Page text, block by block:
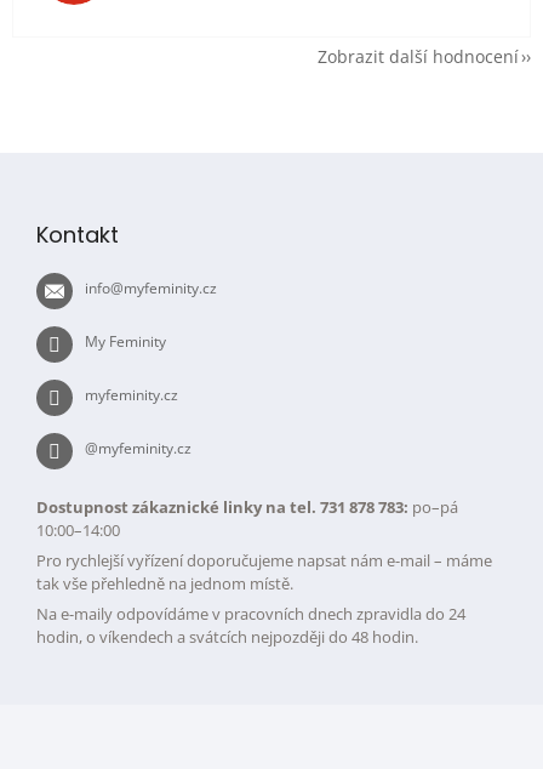
Zobrazit další hodnocení
Kontakt
info@myfeminity.cz
My Feminity
myfeminity.cz
@myfeminity.cz
Dostupnost zákaznické linky na tel. 731 878 783: po–pá
10:00–14:00
Pro rychlejší vyřízení doporučujeme napsat nám e-mail – máme
tak vše přehledně na jednom místě.
Na e-maily odpovídáme v pracovních dnech zpravidla do 24
hodin, o víkendech a svátcích nejpozději do 48 hodin.